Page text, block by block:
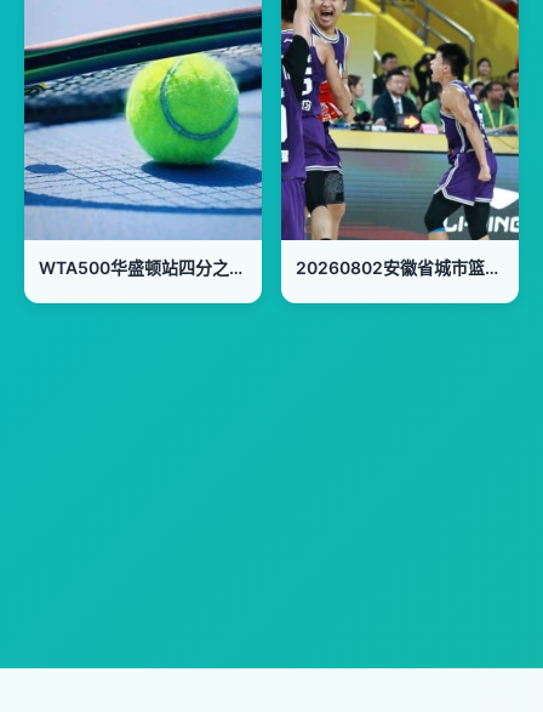
WTA500华盛顿站四分之一决赛：伊埃拉VS斯维托丽娜 20260802安徽省城市篮球联赛第10轮全场回放：池州vs滁州